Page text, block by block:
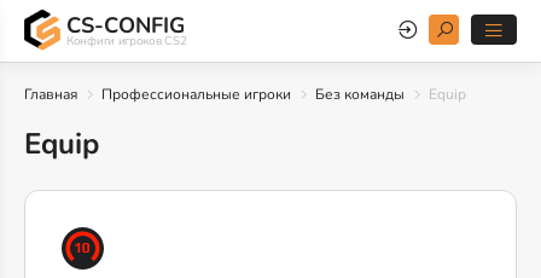
CS-CONFIG
Конфиги игроков CS2
Главная Профессиональные игроки Без команды Equip
Equip